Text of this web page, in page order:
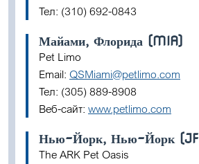
Тел: (310) 692-0843
Майами, Флорида (MIA)
Pet Limo
Email: QSMiami@petlimo.com
Тел: (305) 889-8908
Веб-сайт: www.petlimo.com
Нью-Йорк, Нью-Йорк
The ARK Pet Oasis